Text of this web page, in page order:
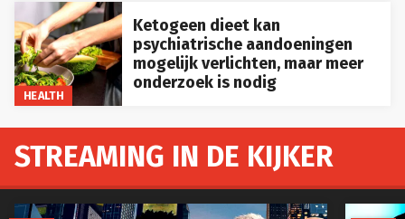
HEALTH
Ketogeen dieet kan
psychiatrische aandoeningen
mogelijk verlichten, maar meer
onderzoek is nodig
STREAMING IN DE KIJKER